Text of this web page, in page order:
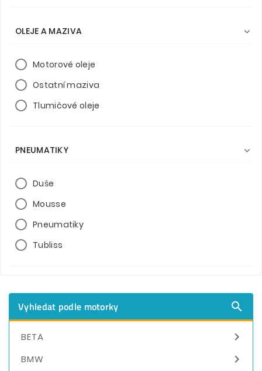
OLEJE A MAZIVA 
Motorové oleje
Ostatní maziva
Tlumičové oleje
PNEUMATIKY 
Duše
Mousse
Pneumatiky
Tubliss
Vyhledat podle motorky 
BETA 
BMW 